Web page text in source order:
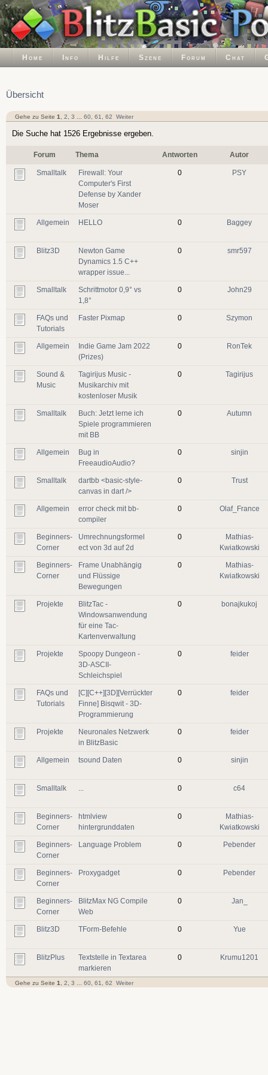
Home Info Hilfe Szene Forum Chat
Übersicht
Gehe zu Seite 1 2 3 60 61 62 Weiter
Die Suche hat 1526 Ergebnisse ergeben.
Forum Thema Antworten Autor
Smalltalk
Firewall: Your
Computer's First
Defense by Xander
Moser
0 PSY
Allgemein HELLO 0 Baggey
Blitz3D
Newton Game
Dynamics 1.5 C++
wrapper issue...
0 smr597
Smalltalk
Schrittmotor 0,9° vs
1,8°
0 John29
FAQs und
Tutorials
Faster Pixmap 0 Szymon
Allgemein
Indie Game Jam 2022
(Prizes)
0 RonTek
Sound &
Music
Tagirijus Music -
Musikarchiv mit
kostenloser Musik
0 Tagirijus
Smalltalk
Buch: Jetzt lerne ich
Spiele programmieren
mit BB
0 Autumn
Allgemein
Bug in
FreeaudioAudio?
0 sinjin
Smalltalk
dartbb <basic-style-
canvas in dart />
0 Trust
Allgemein
error check mit bb-
compiler
0 Olaf_France
Beginners-
Corner
Umrechnungsformel
ect von 3d auf 2d
0
Mathias-
Kwiatkowski
Beginners-
Corner
Frame Unabhängig
und Flüssige
Bewegungen
0
Mathias-
Kwiatkowski
Projekte
BlitzTac -
Windowsanwendung
für eine Tac-
Kartenverwaltung
0 bonajkukoj
Projekte
Spoopy Dungeon -
3D-ASCII-
Schleichspiel
0 feider
FAQs und
Tutorials
[C][C++][3D][Verrückter
Finne] Bisqwit - 3D-
Programmierung
0 feider
Projekte
Neuronales Netzwerk
in BlitzBasic
0 feider
Allgemein tsound Daten 0 sinjin
Smalltalk 0 c64
Beginners-
Corner
htmlview
hintergrunddaten
0
Mathias-
Kwiatkowski
Beginners-
Corner
Language Problem 0 Pebender
Beginners-
Corner
Proxygadget 0 Pebender
Beginners-
Corner
BlitzMax NG Compile
Web
0 Jan_
Blitz3D TForm-Befehle 0 Yue
BlitzPlus
Textstelle in Textarea
markieren
0 Krumu1201
Gehe zu Seite 1 2 3 60 61 62 Weiter